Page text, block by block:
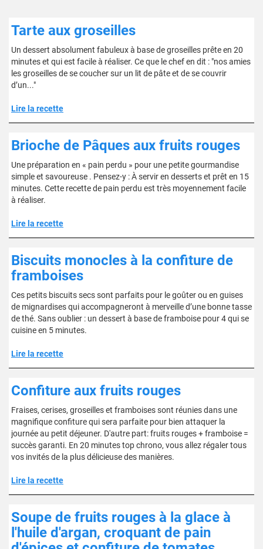
Tarte aux groseilles
Un dessert absolument fabuleux à base de groseilles prête en 20
minutes et qui est facile à réaliser. Ce que le chef en dit : "nos amies
les groseilles de se coucher sur un lit de pâte et de se couvrir
d’un..."
Lire la recette
Brioche de Pâques aux fruits rouges
Une préparation en « pain perdu » pour une petite gourmandise
simple et savoureuse . Pensez-y : À servir en desserts et prêt en 15
minutes. Cette recette de pain perdu est très moyennement facile
à réaliser.
Lire la recette
Biscuits monocles à la confiture de
framboises
Ces petits biscuits secs sont parfaits pour le goûter ou en guises
de mignardises qui accompagneront à merveille d’une bonne tasse
de thé. Sans oublier : un dessert à base de framboise pour 4 qui se
cuisine en 5 minutes.
Lire la recette
Confiture aux fruits rouges
Fraises, cerises, groseilles et framboises sont réunies dans une
magnifique confiture qui sera parfaite pour bien attaquer la
journée au petit déjeuner. D'autre part: fruits rouges + framboise =
succès garanti. En 20 minutes top chrono, vous allez régaler tous
vos invités de la plus délicieuse des manières.
Lire la recette
Soupe de fruits rouges à la glace à
l'huile d'argan, croquant de pain